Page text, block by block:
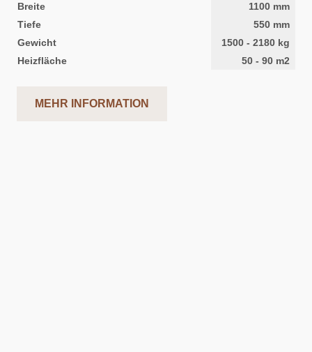
Breite
1100 mm
Tiefe
550 mm
Gewicht
1500 - 2180 kg
Heizfläche
50 - 90 m2
MEHR INFORMATION